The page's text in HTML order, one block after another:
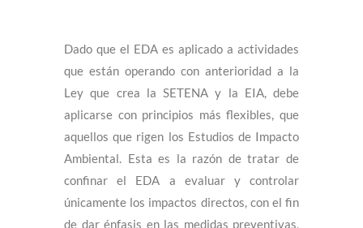
Dado que el EDA es aplicado a actividades
que están operando con anterioridad a la
Ley que crea la SETENA y la EIA, debe
aplicarse con principios más flexibles, que
aquellos que rigen los Estudios de Impacto
Ambiental. Esta es la razón de tratar de
confinar el EDA a evaluar y controlar
únicamente los impactos directos, con el fin
de dar énfasis en las medidas preventivas,